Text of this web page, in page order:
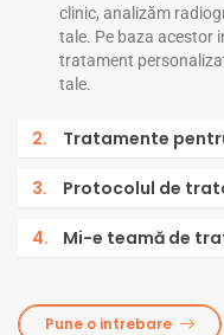
clinic, analizăm
tale. Pe baza acestor
tratament
tale.
2. Tratamente
3. Protocolul de
4. Mi-e teamă de
Pune o intrebare